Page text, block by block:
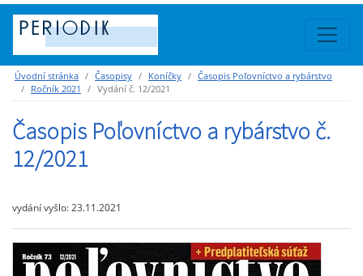
Úvodní stránka Časopisy Koníčky
Časopis Poľovníctvo a rybárstvo
Ročník 2021
Vydání č. 12/2021
Časopis Poľovníctvo a rybárstvo č.
12/2021
vydání vyšlo: 23.11.2021